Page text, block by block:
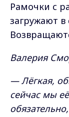
Рамочки с
загружают
Валерия
— Лёгкая,
сейчас мы